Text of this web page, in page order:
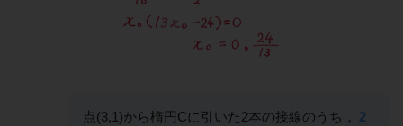
点(3,1)から楕円Cに引いた2本の接線のうち，
2